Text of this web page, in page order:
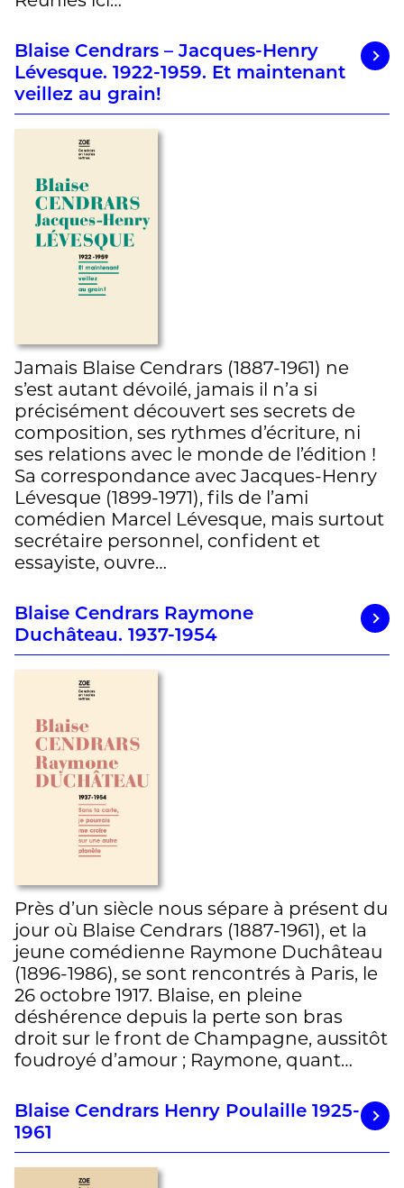
Blaise Cendrars – Jacques-Henry
Lévesque. 1922-1959. Et maintenant
veillez au grain!
Jamais Blaise Cendrars (1887-1961) ne
s’est autant dévoilé, jamais il n’a si
précisément découvert ses secrets de
composition, ses rythmes d’écriture, ni
ses relations avec le monde de l’édition !
Sa correspondance avec Jacques-Henry
Lévesque (1899-1971), fils de l’ami
comédien Marcel Lévesque, mais surtout
secrétaire personnel, confident et
essayiste, ouvre…
Blaise Cendrars Raymone
Duchâteau. 1937-1954
Près d’un siècle nous sépare à présent du
jour où Blaise Cendrars (1887-1961), et la
jeune comédienne Raymone Duchâteau
(1896-1986), se sont rencontrés à Paris, le
26 octobre 1917. Blaise, en pleine
déshérence depuis la perte son bras
droit sur le front de Champagne, aussitôt
foudroyé d’amour ; Raymone, quant…
Blaise Cendrars Henry Poulaille 1925-
1961